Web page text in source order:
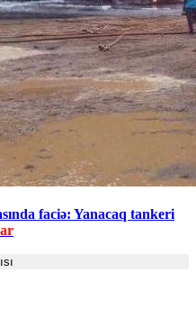
faciə: Yanacaq tankeri